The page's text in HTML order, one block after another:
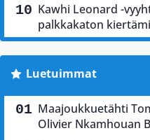
Kawhi Leonard -
palkkakaton
Luetuimmat
Maajoukkuetähti
Olivier Nkamhouan